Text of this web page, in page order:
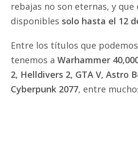
rebajas no son eternas, y que
disponibles solo hasta el 12
Entre los títulos que
tenemos aWarhammer
2, Helldivers 2, GTA V, Astro
Cyberpunk 2077, entre